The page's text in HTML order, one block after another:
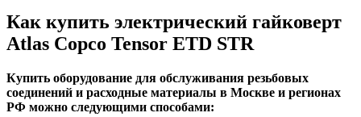
Как купить электрический гайковерт
Atlas Copco Tensor ETD STR
Купить оборудование для обслуживания резьбовых
соединений и расходные материалы в Москве и регионах
РФ можно следующими способами: